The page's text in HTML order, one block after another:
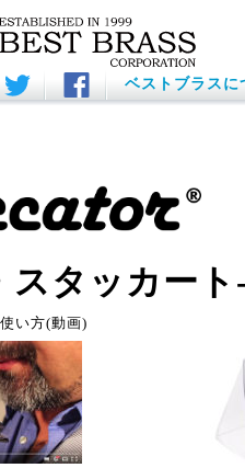
ベストブラスに
スタッカート
い方(動画)